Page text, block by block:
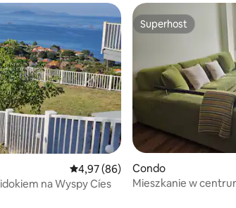
Średnia ocena: 4,97 na 5, liczba
4,97 (86)
na Wyspy Cíes
Superhost
Superhost
Condo
Mieszkanie w